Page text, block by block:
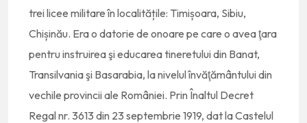
trei licee militare în localitățile: Timișoara, Sibiu,
Chișinău. Era o datorie de onoare pe care o avea ţara
pentru instruirea şi educarea tineretului din Banat,
Transilvania şi Basarabia, la nivelul învăţământului din
vechile provincii ale României. Prin Înaltul Decret
Regal nr. 3613 din 23 septembrie 1919, dat la Castelul